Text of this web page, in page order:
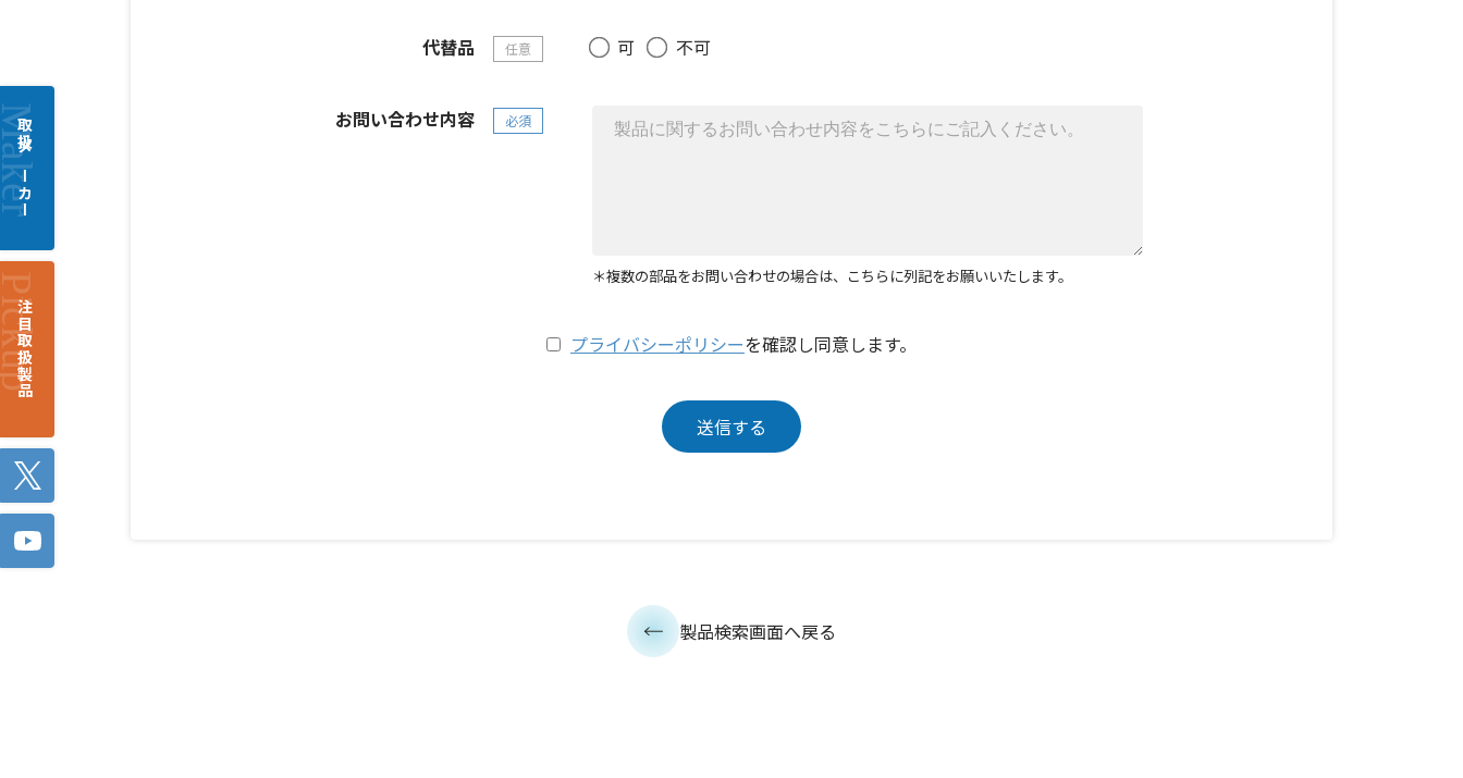
代替品 任意 可 不可
お問い合わせ内容 必須
＊複数の部品をお問い合わせの場合は、こちらに列記をお願いいたします。
プライバシーポリシーを確認し同意します。
製品検索画面へ戻る
取扱メーカー
注目取扱製品